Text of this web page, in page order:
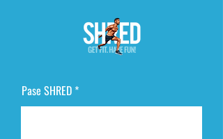
Pase SHRED